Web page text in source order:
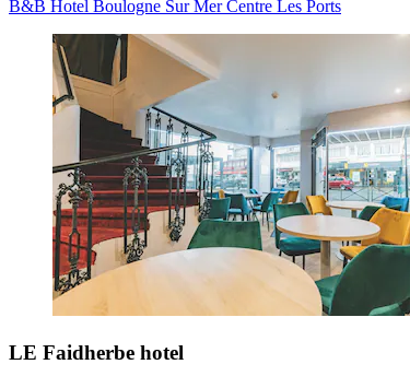
B&B Hotel Boulogne Sur Mer Centre Les Ports
LE Faidherbe hotel